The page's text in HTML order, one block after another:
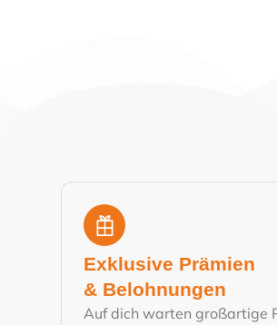
Exklusive Prämien
& Belohnungen
Auf dich warten großartige